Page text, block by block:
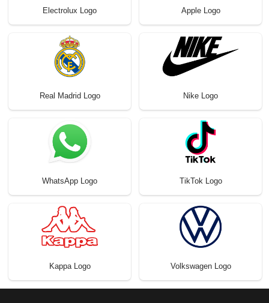
Electrolux Logo Apple Logo
Real Madrid Logo Nike Logo
WhatsApp Logo TikTok Logo
Kappa Logo Volkswagen Logo